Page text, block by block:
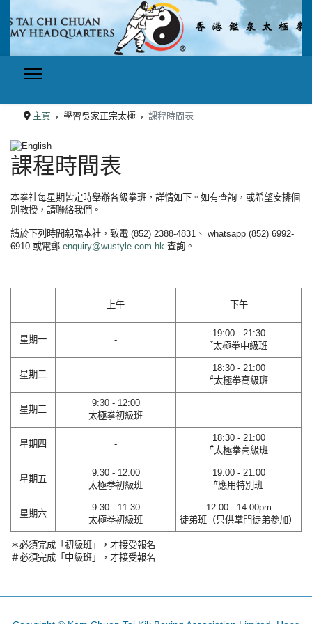
主頁 學習吳家正宗太極 課程時間表
選擇你的語言
課程時間表
本拳社每星期皆定時舉辦各級拳班，詳情如下。如有查詢，或希望安排個
別教授，請聯絡我們。
請於下列時間親臨本社，致電 (852) 2388-4831、 whatsapp (852) 6992-
6910 或電郵 enquiry@wustyle.com.hk 查詢。
上午 下午
星期一 -
19:00 - 21:30
*太極拳中級班
星期二 -
18:30 - 21:00
#太極拳高級班
星期三
9:30 - 12:00
太極拳初級班
星期四 -
18:30 - 21:00
#太極拳高級班
星期五
9:30 - 12:00
太極拳初級班
19:00 - 21:00
#應用特別班
星期六
9:30 - 11:30
太極拳初級班
12:00 - 14:00pm
徒弟班（只供掌門徒弟參加）
＊必須完成「初級班」，才接受報名
＃必須完成「中級班」，才接受報名